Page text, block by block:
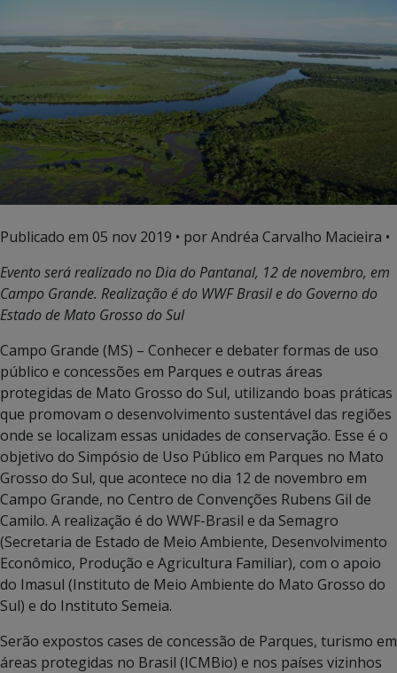
Publicado em 05 nov 2019 • por Andréa Carvalho Macieira •
Evento será realizado no Dia do Pantanal, 12 de novembro, em
Campo Grande. Realização é do WWF Brasil e do Governo do
Estado de Mato Grosso do Sul
Campo Grande (MS) – Conhecer e debater formas de uso
público e concessões em Parques e outras áreas
protegidas de Mato Grosso do Sul, utilizando boas práticas
que promovam o desenvolvimento sustentável das regiões
onde se localizam essas unidades de conservação. Esse é o
objetivo do Simpósio de Uso Público em Parques no Mato
Grosso do Sul, que acontece no dia 12 de novembro em
Campo Grande, no Centro de Convenções Rubens Gil de
Camilo. A realização é do WWF-Brasil e da Semagro
(Secretaria de Estado de Meio Ambiente, Desenvolvimento
Econômico, Produção e Agricultura Familiar), com o apoio
do Imasul (Instituto de Meio Ambiente do Mato Grosso do
Sul) e do Instituto Semeia.
Serão expostos cases de concessão de Parques, turismo em
áreas protegidas no Brasil (ICMBio) e nos países vizinhos